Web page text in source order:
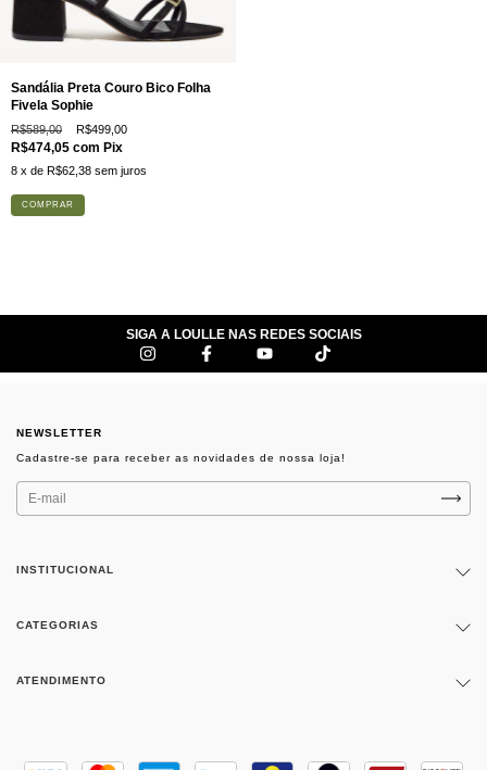
Sandália Preta Couro Bico Folha
Fivela Sophie
R$589,00 R$499,00
R$474,05 com Pix
8 x de R$62,38 sem juros
COMPRAR
SIGA A LOULLE NAS REDES SOCIAIS
NEWSLETTER
INSTITUCIONAL
CATEGORIAS
ATENDIMENTO